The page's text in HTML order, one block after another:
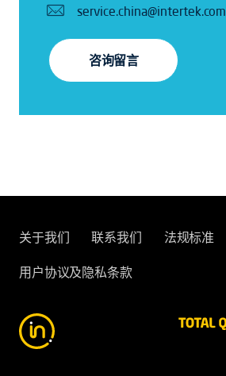
service.china@intertek.com
咨询留言
关于我们 联系我们 法规标准
用户协议及隐私条款